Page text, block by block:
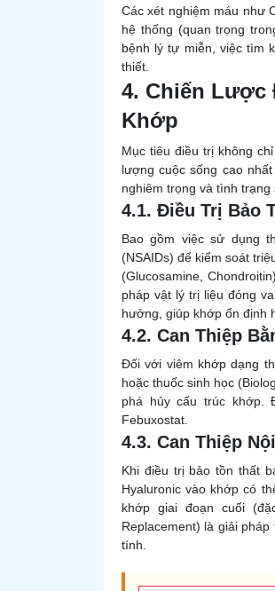
Các xét nghiệm máu như
hệ thống (quan trọng
bệnh lý tự miễn, việc tìm
thiết.
4. Chiến Lược
Khớp
Mục tiêu điều trị không
lượng cuộc sống cao
nghiêm trọng và tình trạng
4.1. Điều Trị Bảo
Bao gồm việc sử dụng
(NSAIDs) để kiểm soát
(Glucosamine,
pháp vật lý trị liệu đóng
hưởng, giúp khớp ổn định
4.2. Can Thiệp
Đối với viêm khớp dạng
hoặc thuốc sinh học
phá hủy cấu trúc khớp.
Febuxostat.
4.3. Can Thiệp
Khi điều trị bảo tồn thất
Hyaluronic vào khớp có
khớp giai đoạn cuối
Replacement) là giải
tính.